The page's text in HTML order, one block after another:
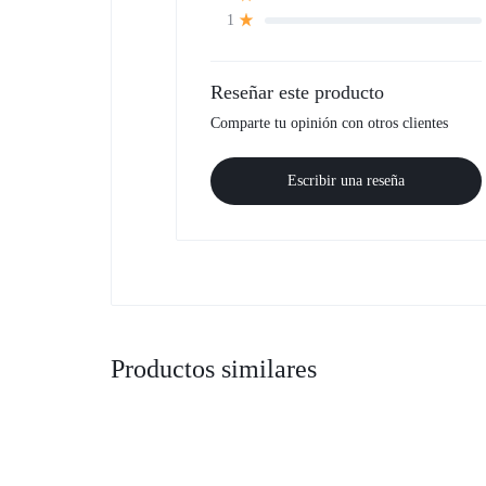
1
Reseñar este producto
Comparte tu opinión con otros clientes
Escribir una reseña
Productos similares